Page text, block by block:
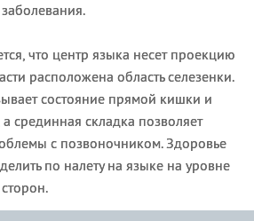
заболевания.
что центр языка несет проекцию
расположена область селезенки.
состояние прямой кишки и
срединная складка позволяет
с позвоночником. Здоровье
по налету на языке на уровне